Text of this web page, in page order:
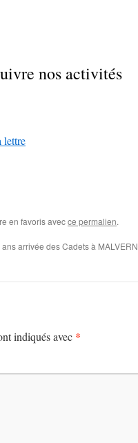
nos activités
lettre
en favoris avecce permalien.
ans arrivée des Cadets à MALVERN
indiqués avec *